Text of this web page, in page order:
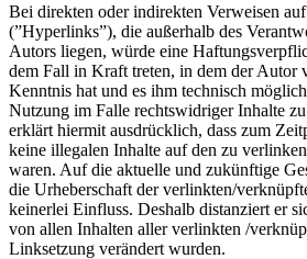
Bei direkten oder indirekten Verweisen
(”Hyperlinks”), die außerhalb des
Autors liegen, würde eine
dem Fall in Kraft treten, in dem der Autor
Kenntnis hat und es ihm technisch
Nutzung im Falle rechtswidriger Inhalte
erklärt hiermit ausdrücklich, dass zum
keine illegalen Inhalte auf den zu
waren. Auf die aktuelle und zukünftige
die Urheberschaft der verlinkten/
keinerlei Einfluss. Deshalb distanziert er
von allen Inhalten aller verlinkten /
Linksetzung verändert wurden.